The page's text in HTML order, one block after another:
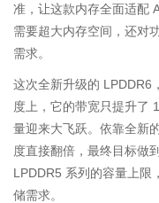
准，让这款内存全面适配
需要超大内存空间，还对
需求。
这次全新升级的 LPDDR6
度上，它的带宽只提升了
量迎来大飞跃。依靠全新
度直接翻倍，最终目标做
LPDDR5 系列的容量上限
储需求。